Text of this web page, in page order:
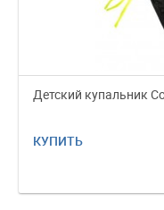
Детский купальник
КУПИТЬ